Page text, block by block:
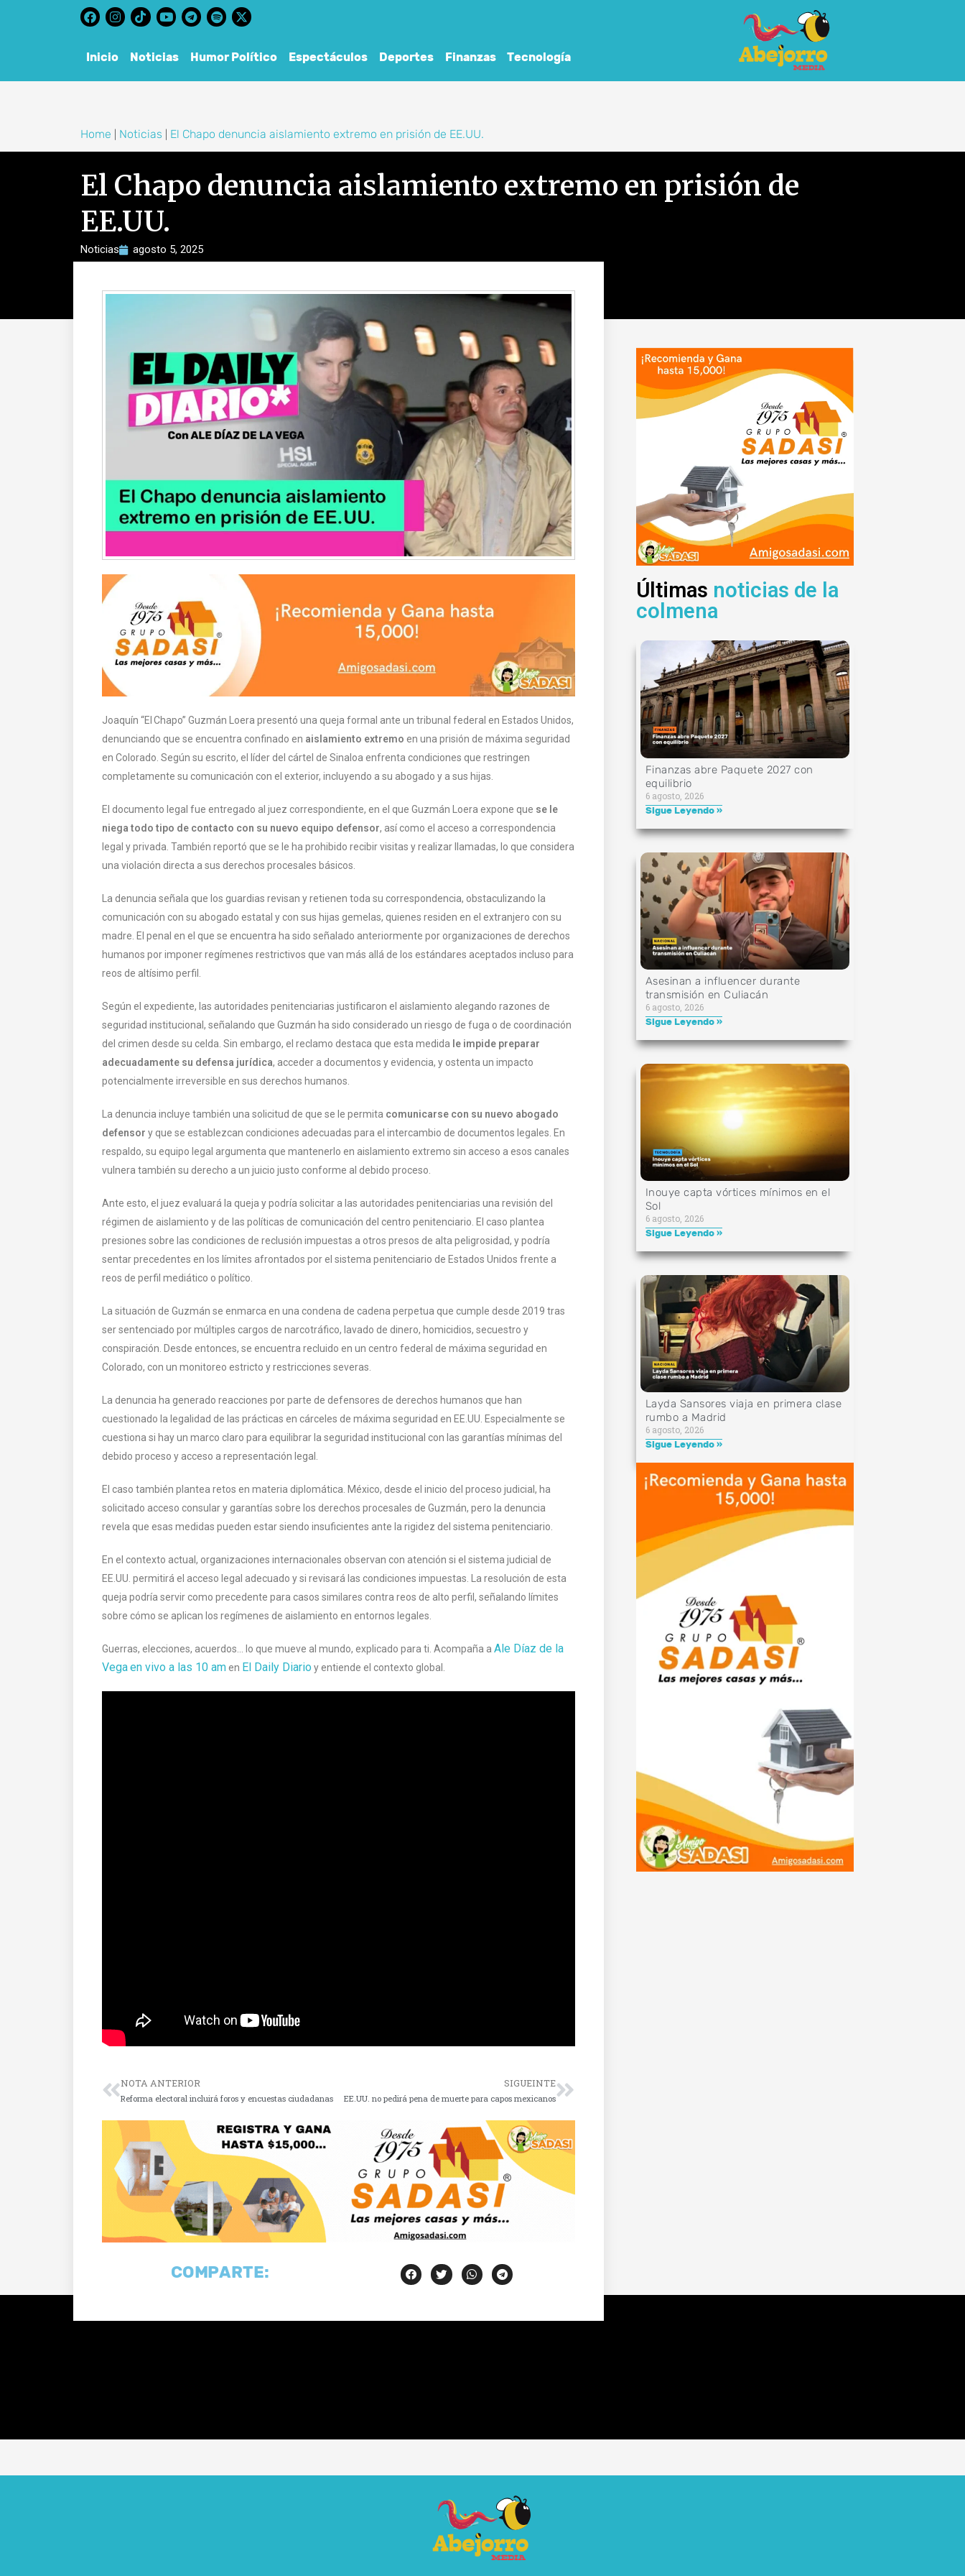
Inicio Noticias Humor Político Espectáculos Deportes Finanzas Tecnología
Home Noticias El Chapo denuncia aislamiento extremo en prisión de EE.UU.
El Chapo denuncia aislamiento extremo en prisión de
EE.UU.
Noticias agosto 5, 2025
Joaquín “El Chapo” Guzmán Loera presentó una queja formal ante un tribunal federal en Estados Unidos,
denunciando que se encuentra confinado en aislamiento extremo en una prisión de máxima seguridad
en Colorado. Según su escrito, el líder del cártel de Sinaloa enfrenta condiciones que restringen
completamente su comunicación con el exterior, incluyendo a su abogado y a sus hijas.
El documento legal fue entregado al juez correspondiente, en el que Guzmán Loera expone que se le
niega todo tipo de contacto con su nuevo equipo defensor, así como el acceso a correspondencia
legal y privada. También reportó que se le ha prohibido recibir visitas y realizar llamadas, lo que considera
una violación directa a sus derechos procesales básicos.
La denuncia señala que los guardias revisan y retienen toda su correspondencia, obstaculizando la
comunicación con su abogado estatal y con sus hijas gemelas, quienes residen en el extranjero con su
madre. El penal en el que se encuentra ha sido señalado anteriormente por organizaciones de derechos
humanos por imponer regímenes restrictivos que van más allá de los estándares aceptados incluso para
reos de altísimo perfil.
Según el expediente, las autoridades penitenciarias justificaron el aislamiento alegando razones de
seguridad institucional, señalando que Guzmán ha sido considerado un riesgo de fuga o de coordinación
del crimen desde su celda. Sin embargo, el reclamo destaca que esta medida le impide preparar
adecuadamente su defensa jurídica, acceder a documentos y evidencia, y ostenta un impacto
potencialmente irreversible en sus derechos humanos.
La denuncia incluye también una solicitud de que se le permita comunicarse con su nuevo abogado
defensor y que se establezcan condiciones adecuadas para el intercambio de documentos legales. En
respaldo, su equipo legal argumenta que mantenerlo en aislamiento extremo sin acceso a esos canales
vulnera también su derecho a un juicio justo conforme al debido proceso.
Ante esto, el juez evaluará la queja y podría solicitar a las autoridades penitenciarias una revisión del
régimen de aislamiento y de las políticas de comunicación del centro penitenciario. El caso plantea
presiones sobre las condiciones de reclusión impuestas a otros presos de alta peligrosidad, y podría
sentar precedentes en los límites afrontados por el sistema penitenciario de Estados Unidos frente a
reos de perfil mediático o político.
La situación de Guzmán se enmarca en una condena de cadena perpetua que cumple desde 2019 tras
ser sentenciado por múltiples cargos de narcotráfico, lavado de dinero, homicidios, secuestro y
conspiración. Desde entonces, se encuentra recluido en un centro federal de máxima seguridad en
Colorado, con un monitoreo estricto y restricciones severas.
La denuncia ha generado reacciones por parte de defensores de derechos humanos que han
cuestionado la legalidad de las prácticas en cárceles de máxima seguridad en EE.UU. Especialmente se
cuestiona si hay un marco claro para equilibrar la seguridad institucional con las garantías mínimas del
debido proceso y acceso a representación legal.
El caso también plantea retos en materia diplomática. México, desde el inicio del proceso judicial, ha
solicitado acceso consular y garantías sobre los derechos procesales de Guzmán, pero la denuncia
revela que esas medidas pueden estar siendo insuficientes ante la rigidez del sistema penitenciario.
En el contexto actual, organizaciones internacionales observan con atención si el sistema judicial de
EE.UU. permitirá el acceso legal adecuado y si revisará las condiciones impuestas. La resolución de esta
queja podría servir como precedente para casos similares contra reos de alto perfil, señalando límites
sobre cómo se aplican los regímenes de aislamiento en entornos legales.
Guerras, elecciones, acuerdos… lo que mueve al mundo, explicado para ti. Acompaña a Ale Díaz de la
Vegaen vivo a las 10 amen El Daily Diarioy entiende el contexto global.
NOTA ANTERIOR
Reforma electoral incluirá foros y encuestas ciudadanas
SIGUEINTE
EE.UU. no pedirá pena de muerte para capos mexicanos
COMPARTE:
Últimas noticias de la
colmena
Finanzas abre Paquete 2027 con
equilibrio
6 agosto, 2026
Sigue Leyendo »
Asesinan a influencer durante
transmisión en Culiacán
6 agosto, 2026
Sigue Leyendo »
Inouye capta vórtices mínimos en el
Sol
6 agosto, 2026
Sigue Leyendo »
Layda Sansores viaja en primera clase
rumbo a Madrid
6 agosto, 2026
Sigue Leyendo »